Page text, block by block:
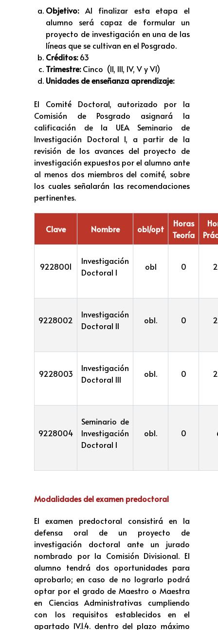
Objetivo: Al finalizar esta etapa el
alumno será capaz de formular un
proyecto de investigación en una de las
líneas que se cultivan en el Posgrado.
Créditos:63
Trimestre:Cinco (II, III, IV, V y VI)
Unidades de enseñanza aprendizaje:
El Comité Doctoral, autorizado por la
Comisión de Posgrado asignará la
calificación de la UEA Seminario de
Investigación Doctoral I, a partir de la
revisión de los avances del proyecto de
investigación expuestos por el alumno ante
al menos dos miembros del comité, sobre
los cuales señalarán las recomendaciones
pertinentes.
Clave Nombre obl/opt
Horas
Teoría
9228001
Investigación
Doctoral I
obl 0
9228002
Investigación
Doctoral II
obl. 0
9228003
Investigación
Doctoral III
obl. 0
9228004
Seminario de
Investigación
Doctoral I
obl. 0
Modalidades del examen predoctoral
El examen predoctoral consistirá en la
defensa oral de un proyecto de
investigación doctoral ante un jurado
nombrado por la Comisión Divisional. El
alumno tendrá dos oportunidades para
aprobarlo; en caso de no lograrlo podrá
optar por el grado de Maestro o Maestra
en Ciencias Administrativas cumpliendo
con los requisitos establecidos en el
apartado IV.1.4. dentro del plazo máximo